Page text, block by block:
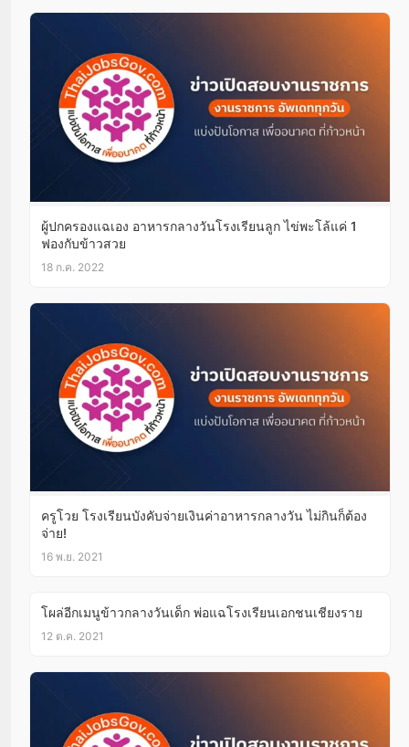
ผู้ปกครองแฉเอง อาหารกลางวันโรงเรียนลูก ไข่พะโล้แค่ 1
ฟองกับข้าวสวย
18 ก.ค. 2022
ครูโวย โรงเรียนบังคับจ่ายเงินค่าอาหารกลางวัน ไม่กินก็ต้อง
จ่าย!
16 พ.ย. 2021
โผล่อีกเมนูข้าวกลางวันเด็ก พ่อแฉโรงเรียนเอกชนเชียงราย
12 ต.ค. 2021